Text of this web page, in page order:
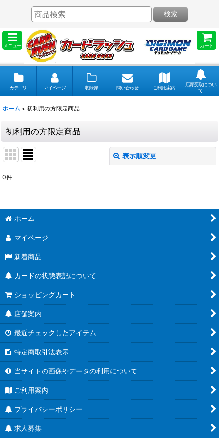
メニュー カート
検索
カテゴリ マイページ 収録弾 問い合わせ ご利用案内
店頭受取につい
て
ホーム > 初利用の方限定商品
初利用の方限定商品
表示順変更
並び順:
0件
ホーム
マイページ
新着商品
カードの状態表記について
ショッピングカート
店舗案内
最近チェックしたアイテム
特定商取引法表示
当サイトの画像やデータの利用について
ご利用案内
プライバシーポリシー
求人募集